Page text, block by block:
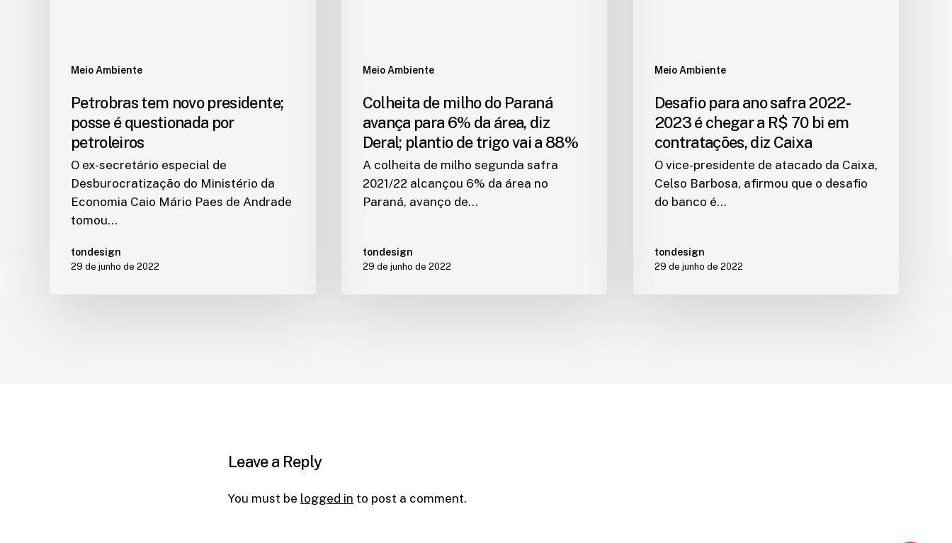
Meio Ambiente
Petrobras tem novo presidente;
posse é questionada por
petroleiros
O ex-secretário especial de
Desburocratização do Ministério da
Economia Caio Mário Paes de Andrade
tomou…
tondesign
29 de junho de 2022
Meio Ambiente
Colheita de milho do Paraná
avança para 6% da área, diz
Deral; plantio de trigo vai a 88%
A colheita de milho segunda safra
2021/22 alcançou 6% da área no
Paraná, avanço de…
tondesign
29 de junho de 2022
Meio Ambiente
Desafio para ano safra 2022-
2023 é chegar a R$ 70 bi em
contratações, diz Caixa
O vice-presidente de atacado da Caixa,
Celso Barbosa, afirmou que o desafio
do banco é…
tondesign
29 de junho de 2022
Leave a Reply
You must be logged in to post a comment.